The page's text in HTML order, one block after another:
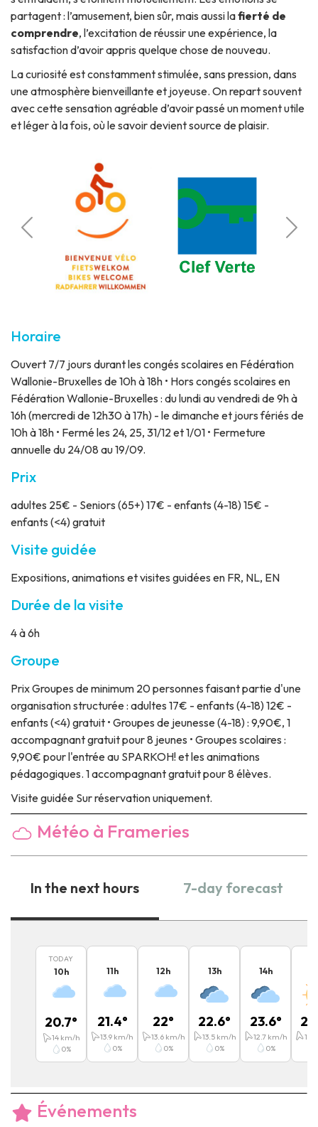
partagent : l’amusement, bien sûr, mais aussi lafierté de
comprendre, l’excitation de réussir une expérience, la
satisfaction d’avoir appris quelque chose de nouveau.
La curiosité est constamment stimulée, sans pression, dans
une atmosphère bienveillante et joyeuse. On repart souvent
avec cette sensation agréable d’avoir passé un moment utile
et léger à la fois, où le savoir devient source de plaisir.
Horaire
Ouvert 7/7 jours durant les congés scolaires en Fédération
Wallonie-Bruxelles de 10h à 18h • Hors congés scolaires en
Fédération Wallonie-Bruxelles : du lundi au vendredi de 9h à
16h (mercredi de 12h30 à 17h) - le dimanche et jours fériés de
10h à 18h • Fermé les 24, 25, 31/12 et 1/01 • Fermeture
annuelle du 24/08 au 19/09.
Prix
adultes 25€ - Seniors (65+) 17€ - enfants (4-18) 15€ -
enfants (<4) gratuit
Visite guidée
Expositions, animations et visites guidées en FR, NL, EN
Durée de la visite
4 à 6h
Groupe
PrixGroupes de minimum 20 personnes faisant partie d'une
organisation structurée : adultes 17€ - enfants (4-18) 12€ -
enfants (<4) gratuit • Groupes de jeunesse (4-18) : 9,90€, 1
accompagnant gratuit pour 8 jeunes • Groupes scolaires :
9,90€ pour l'entrée au SPARKOH! et les animations
pédagogiques. 1 accompagnant gratuit pour 8 élèves.
Visite guidée Sur réservation uniquement.
Météo à Frameries
In the next hours 7-day forecast
TODAY
10h
20.7°
14km/h
0%
11h
21.4°
13.9 km/h
0%
12h
22°
13.6km/h
0%
13h
22.6°
13.5km/h
0%
14h
23.6°
12.7km/h
0%
13.4
Événements